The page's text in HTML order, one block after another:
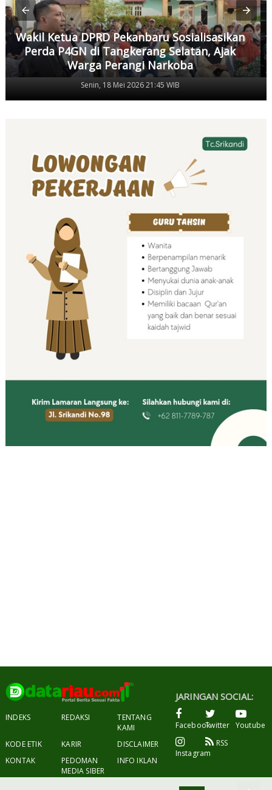
Wakil Ketua DPRD Pekanbaru Sosialisasikan
Perda P4GN di Tangkerang Selatan, Ajak
Warga Perangi Narkoba
Senin, 18 Mei 2026 21:45 WIB
INDEKS REDAKSI
TENTANG
KAMI
KODE ETIK
KARIR
DISCLAIMER
KONTAK
PEDOMAN
MEDIA SIBER
INFO IKLAN
JARINGAN SOCIAL:
FacebookTwitter Youtube
Instagram
RSS